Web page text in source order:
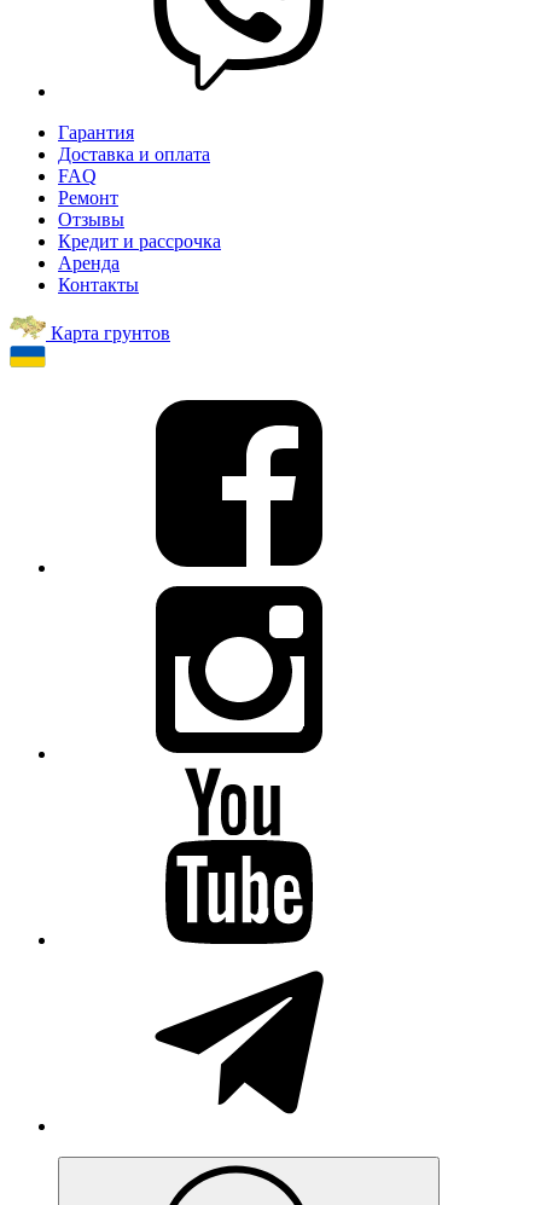
Гарантия
Доставка и оплата
FAQ
Ремонт
Отзывы
Кредит и рассрочка
Аренда
Контакты
Карта грунтов